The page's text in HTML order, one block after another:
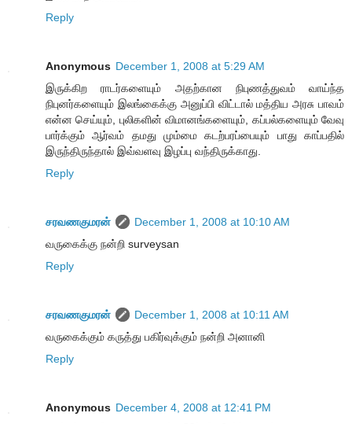
Reply
Anonymous December 1, 2008 at 5:29 AM
இருக்கிற ராடர்களையும் அதற்கான நிபுணத்துவம் வாய்ந்த
நிபுனர்களையும் இலங்கைக்கு அனுப்பி விட்டால் மத்திய அரசு பாவம்
என்ன செய்யும், புலிகளின் விமானங்களையும், கப்பல்களையும் வேவு
பார்க்கும் ஆர்வம் தமது மும்மை கடற்பரப்பையும் பாது காப்பதில்
இருந்திருந்தால் இவ்வளவு இழப்பு வந்திருக்காது.
Reply
சரவணகுமரன்
December 1, 2008 at 10:10 AM
வருகைக்கு நன்றி surveysan
Reply
சரவணகுமரன்
December 1, 2008 at 10:11 AM
வருகைக்கும் கருத்து பகிர்வுக்கும் நன்றி அனானி
Reply
Anonymous December 4, 2008 at 12:41 PM